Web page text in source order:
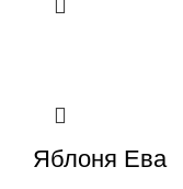
Яблоня Ева